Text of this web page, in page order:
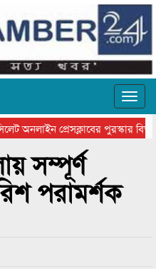
অনলাইন প্রেসক্লাবের পুরস্কার
কিশোর আহাদের খুনি
সম্পূর্ণ
পরামর্শক